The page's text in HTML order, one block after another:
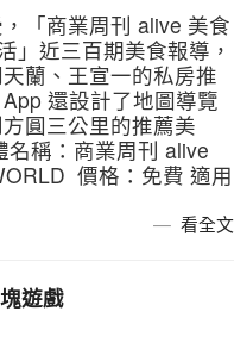
「商業周刊 alive 美食
」近三百期美食報導，
蘭、王宣一的私房推
還設計了地圖導覽
圓三公里的推薦美
稱：商業周刊 alive
價格：免費 適用
看全文
遊戲